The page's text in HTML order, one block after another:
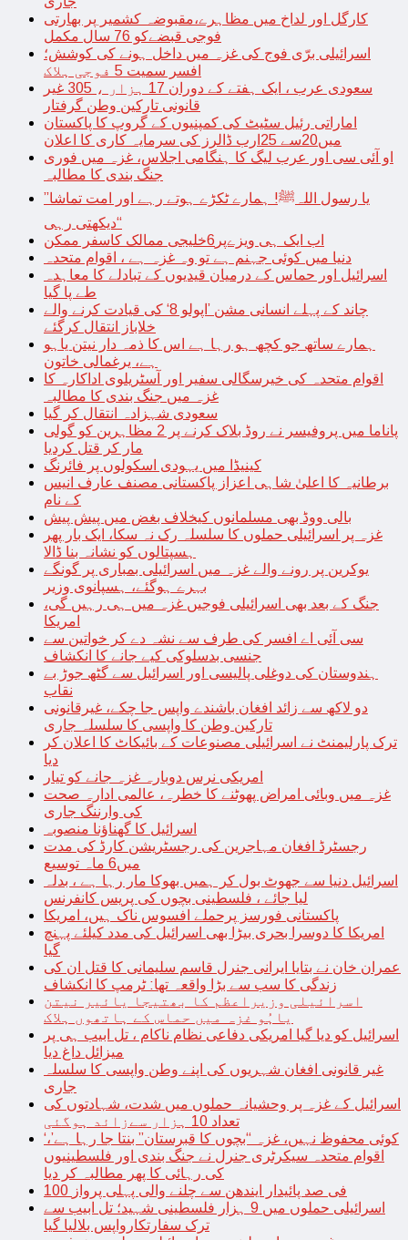
کارگل اور لداخ میں مظاہرے،مقبوضہ کشمیر پر بھارتی
فوجی قبضےکو 76 سال مکمل
اسرائیلی برّی فوج کی غزہ میں داخل ہونے کی کوشش؛
افسر سمیت 5 فوجی ہلاک
سعودی عرب ، ایک ہفتے کے دوران 17 ہزار ، 305 غیر
قانونی تارکین وطن گرفتار
اماراتی رئیل سٹیٹ کی کمپنیوں کے گروپ کا پاکستان
میں20سے 25ارب ڈالرز کی سرمایہ کاری کا اعلان
او آئی سی اور عرب لیگ کا ہنگامی اجلاس، غزہ میں فوری
جنگ بندی کا مطالبہ
’’یا رسول اللہﷺ! ہمارے ٹکڑے ہوتے رہے اور امت تماشا
دیکھتی رہی‘‘
اب ایک ہی ویزےپر6خلیجی ممالک کاسفر ممکن
دنیا میں کوئی جہنم ہے تو وہ غزہ ہے ، اقوام متحدہ
اسرائیل اور حماس کے درمیان قیدیوں کے تبادلے کا معاہدہ
طے پا گیا
چاند کے پہلے انسانی مشن ’اپولو 8‘ کی قیادت کرنے والے
خلاباز انتقال کرگئے
ہمارے ساتھ جو کچھ ہو رہا ہے اس کا ذمہ دار نیتن یاہو
ہے، یرغمالی خاتون
اقوام متحدہ کی خیرسگالی سفیر اور آسٹریلوی اداکارہ کا
غزہ میں جنگ بندی کا مطالبہ
سعودی شہزادہ انتقال کر گیا
پاناما میں پروفیسر نے روڈ بلاک کرنے پر 2 مظاہرین کو گولی
مار کر قتل کردیا
کینیڈا میں یہودی اسکولوں پر فائرنگ
برطانیہ کا اعلیٰ شاہی اعزاز پاکستانی مصنف عارف انیس
کے نام
بالی ووڈ بھی مسلمانوں کیخلاف بغض میں پیش پیش
غزہ پر اسرائیلی حملوں کا سلسلہ رک نہ سکا، ایک بار پھر
ہسپتالوں کو نشانہ بنا ڈالا
یوکرین پر رونے والے غزہ میں اسرائیلی بمباری پر گونگے
بہرے ہوگئے، ہسپانوی وزیر
جنگ کے بعد بھی اسرائیلی فوجیں غزہ میں ہی رہیں گی،
امریکا
سی آئی اے افسر کی طرف سے نشہ دے کر خواتین سے
جنسی بدسلوکی کیے جانے کا انکشاف
ہندوستان کی دوغلی پالیسی اور اسرائیل سے گٹھ جوڑ بے
نقاب
دو لاکھ سے زائد افغان باشندے واپس جا چکے، غیرقانونی
تارکین وطن کا واپسی کا سلسلہ جاری
ترک پارلیمنٹ نے اسرائیلی مصنوعات کے بائیکاٹ کا اعلان کر
دیا
امریکی نرس دوبارہ غزہ جانے کو تیار
غزہ میں وبائی امراض پھوٹنے کا خطرہ، عالمی ادارہ صحت
کی وارننگ جاری
اسرائیل کا گھناؤنا منصوبہ
رجسٹرڈ افغان مہاجرین کی رجسٹریشن کارڈ کی مدت
میں6 ماہ توسیع
اسرائیل دنیا سے جھوٹ بول کر ہمیں بھوکا مار رہا ہے ، بدلہ
لیا جائے ، فلسطینی بچوں کی پریس کانفرنس
پاکستانی فورسز پرحملے افسوس ناک ہیں، امریکا
امریکا کا دوسرا بحری بیڑا بھی اسرائیل کی مدد کیلئے پہنچ
گیا
عمران خان نے بتایا ایرانی جنرل قاسم سلیمانی کا قتل ان کی
زندگی کا سب سے بڑا واقعہ تھا: ٹرمپ کا انکشاف
اسرائیلی وزیراعظم کا بھتیجا یائیر نیتن
یاہُو غزہ میں حماس کے ہاتھوں ہلاک
اسرائیل کو دیا گیا امریکی دفاعی نظام ناکام ، تل ابیب ہی پر
میزائل داغ دیا
غیر قانونی افغان شہریوں کی اپنے وطن واپسی کا سلسلہ
جاری
اسرائیل کے غزہ پر وحشیانہ حملوں میں شدت، شہادتوں کی
تعداد 10 ہزار سےزائد ہوگئی
‘کوئی محفوظ نہیں، غزہ “بچوں کا قبرستان” بنتا جا رہا ہے’،
اقوام متحدہ سیکرٹری جنرل نے جنگ بندی اور فلسطینیوں
کی رہائی کا پھر مطالبہ کر دیا
100 فی صد پائیدار ایندھن سے چلنے والی پہلی پرواز
اسرائیلی حملوں میں 9 ہزار فلسطینی شہید؛ تل ابیب سے
ترک سفارتکارواپس بلالیا گیا